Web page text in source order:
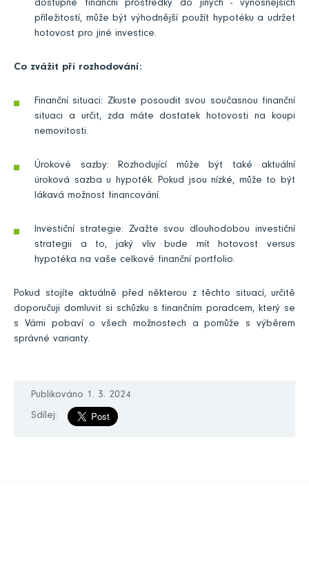
dostupné finanční prostředky do jiných - výnosnějších
příležitostí, může být výhodnější použít hypotéku a udržet
hotovost pro jiné investice.
Co zvážit při rozhodování:
Finanční situaci: Zkuste posoudit svou současnou finanční
situaci a určit, zda máte dostatek hotovosti na koupi
nemovitosti.
Úrokové sazby: Rozhodující může být také aktuální
úroková sazba u hypoték. Pokud jsou nízké, může to být
lákavá možnost financování.
Investiční strategie: Zvažte svou dlouhodobou investiční
strategii a to, jaký vliv bude mít hotovost versus
hypotéka na vaše celkové finanční portfolio.
Pokud stojíte aktuálně před některou z těchto situací, určitě
doporučuji domluvit si schůzku s finančním poradcem, který se
s Vámi pobaví o všech možnostech a pomůže s výběrem
správné varianty.
Publikováno 1. 3. 2024
Sdílej: